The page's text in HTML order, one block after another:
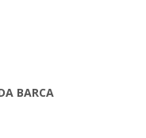
BARCA